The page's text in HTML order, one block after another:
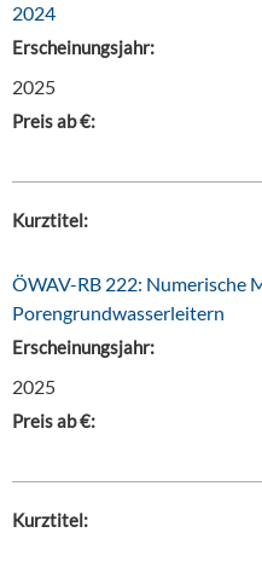
2024
Erscheinungsjahr:
2025
Preis ab €:
Kurztitel:
ÖWAV-RB 222: Numerische
Porengrundwasserleitern
Erscheinungsjahr:
2025
Preis ab €:
Kurztitel: